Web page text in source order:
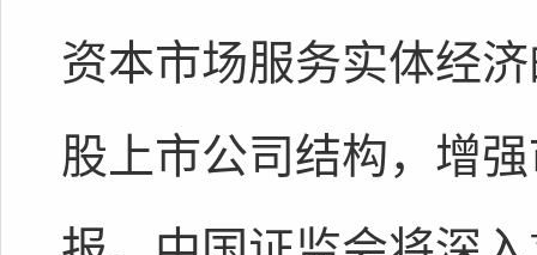
资本市场服务实体经
股上市公司结构，增